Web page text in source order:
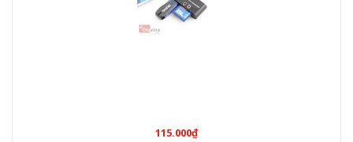
115.000₫